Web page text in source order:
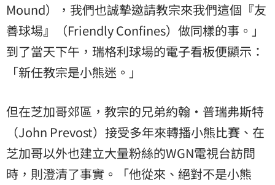
Mound），我們也誠摯邀請教宗來我們這個『友
善球場』（Friendly Confines）做同樣的事。」
到了當天下午，瑞格利球場的電子看板便顯示：
「新任教宗是小熊迷。」
但在芝加哥郊區，教宗的兄弟約翰・普瑞弗斯特
（John Prevost）接受多年來轉播小熊比賽、在
芝加哥以外也建立大量粉絲的WGN電視台訪問
時，則澄清了事實。「他從來、絕對不是小熊